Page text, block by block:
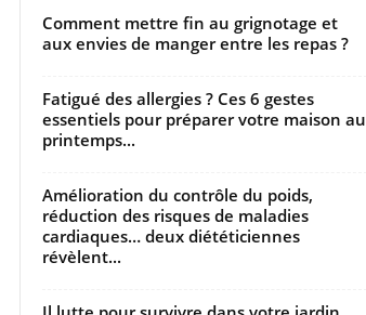
Comment mettre fin au grignotage et
aux envies de manger entre les repas ?
Fatigué des allergies ? Ces 6 gestes
essentiels pour préparer votre maison au
printemps...
Amélioration du contrôle du poids,
réduction des risques de maladies
cardiaques… deux diététiciennes
révèlent...